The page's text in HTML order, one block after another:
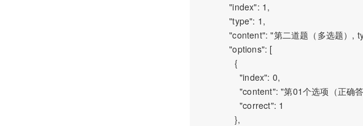
            "index": 1,
            "type": 1,
"content": "第二道题（多选题）,
            "options": [
              {
                "index": 0,
"content": "第01个选项（正确
                "correct": 1
              },